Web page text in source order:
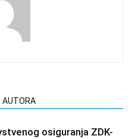
AUTORA
osiguranja ZDK-